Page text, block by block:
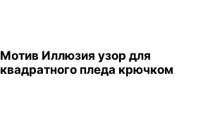
Мотив Иллюзия узор для
квадратного пледа крючком